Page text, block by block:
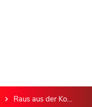
Raus aus der Komfortzone!